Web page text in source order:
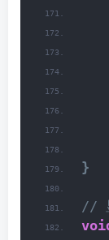
}
//